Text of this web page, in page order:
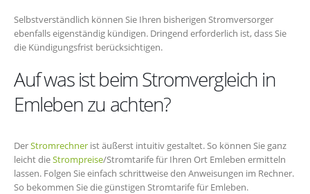
Selbstverständlich können Sie Ihren bisherigen Stromversorger
ebenfalls eigenständig kündigen. Dringend erforderlich ist, dass Sie
die Kündigungsfrist berücksichtigen.
Auf was ist beim Stromvergleich in
Emleben zu achten?
DerStromrechner ist äußerst intuitiv gestaltet. So können Sie ganz
leicht dieStrompreise/Stromtarife für Ihren Ort Emleben ermitteln
lassen. Folgen Sie einfach schrittweise den Anweisungen im Rechner.
So bekommen Sie die günstigen Stromtarife für Emleben.